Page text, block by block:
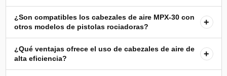
¿Son compatibles los cabezales de aire MPX-30 con
otros modelos de pistolas rociadoras?
+
¿Qué ventajas ofrece el uso de cabezales de aire de
alta eficiencia?
+